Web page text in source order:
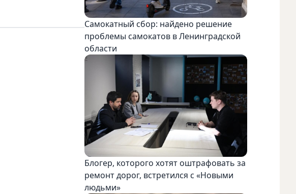
Самокатный сбор: найдено решение
проблемы самокатов в Ленинградской
области
Блогер, которого хотят оштрафовать за
ремонт дорог, встретился с «Новыми
людьми»